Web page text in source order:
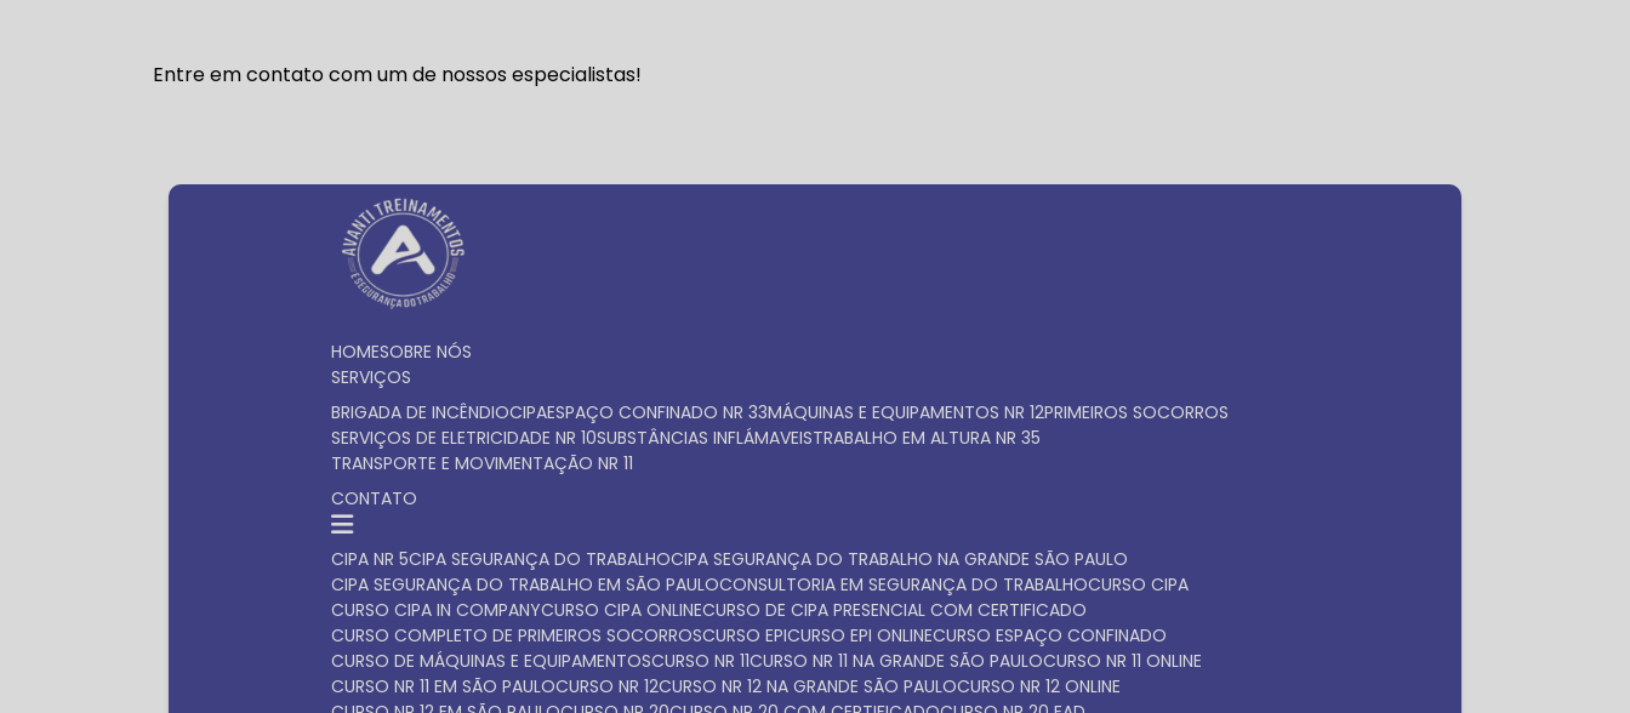
Entre em contato com um de nossos especialistas!
HOME SOBRE NÓS
SERVIÇOS
BRIGADA DE INCÊNDIO CIPA ESPAÇO CONFINADO NR 33 MÁQUINAS E EQUIPAMENTOS NR 12 PRIMEIROS SOCORROS
SERVIÇOS DE ELETRICIDADE NR 10 SUBSTÂNCIAS INFLÁMAVEIS TRABALHO EM ALTURA NR 35
TRANSPORTE E MOVIMENTAÇÃO NR 11
CONTATO
CIPA NR 5 CIPA SEGURANÇA DO TRABALHO CIPA SEGURANÇA DO TRABALHO NA GRANDE SÃO PAULO
CIPA SEGURANÇA DO TRABALHO EM SÃO PAULO CONSULTORIA EM SEGURANÇA DO TRABALHO CURSO CIPA
CURSO CIPA IN COMPANY CURSO CIPA ONLINE CURSO DE CIPA PRESENCIAL COM CERTIFICADO
CURSO COMPLETO DE PRIMEIROS SOCORROS CURSO EPI CURSO EPI ONLINE CURSO ESPAÇO CONFINADO
CURSO DE MÁQUINAS E EQUIPAMENTOS CURSO NR 11 CURSO NR 11 NA GRANDE SÃO PAULO CURSO NR 11 ONLINE
CURSO NR 11 EM SÃO PAULO CURSO NR 12 CURSO NR 12 NA GRANDE SÃO PAULO CURSO NR 12 ONLINE